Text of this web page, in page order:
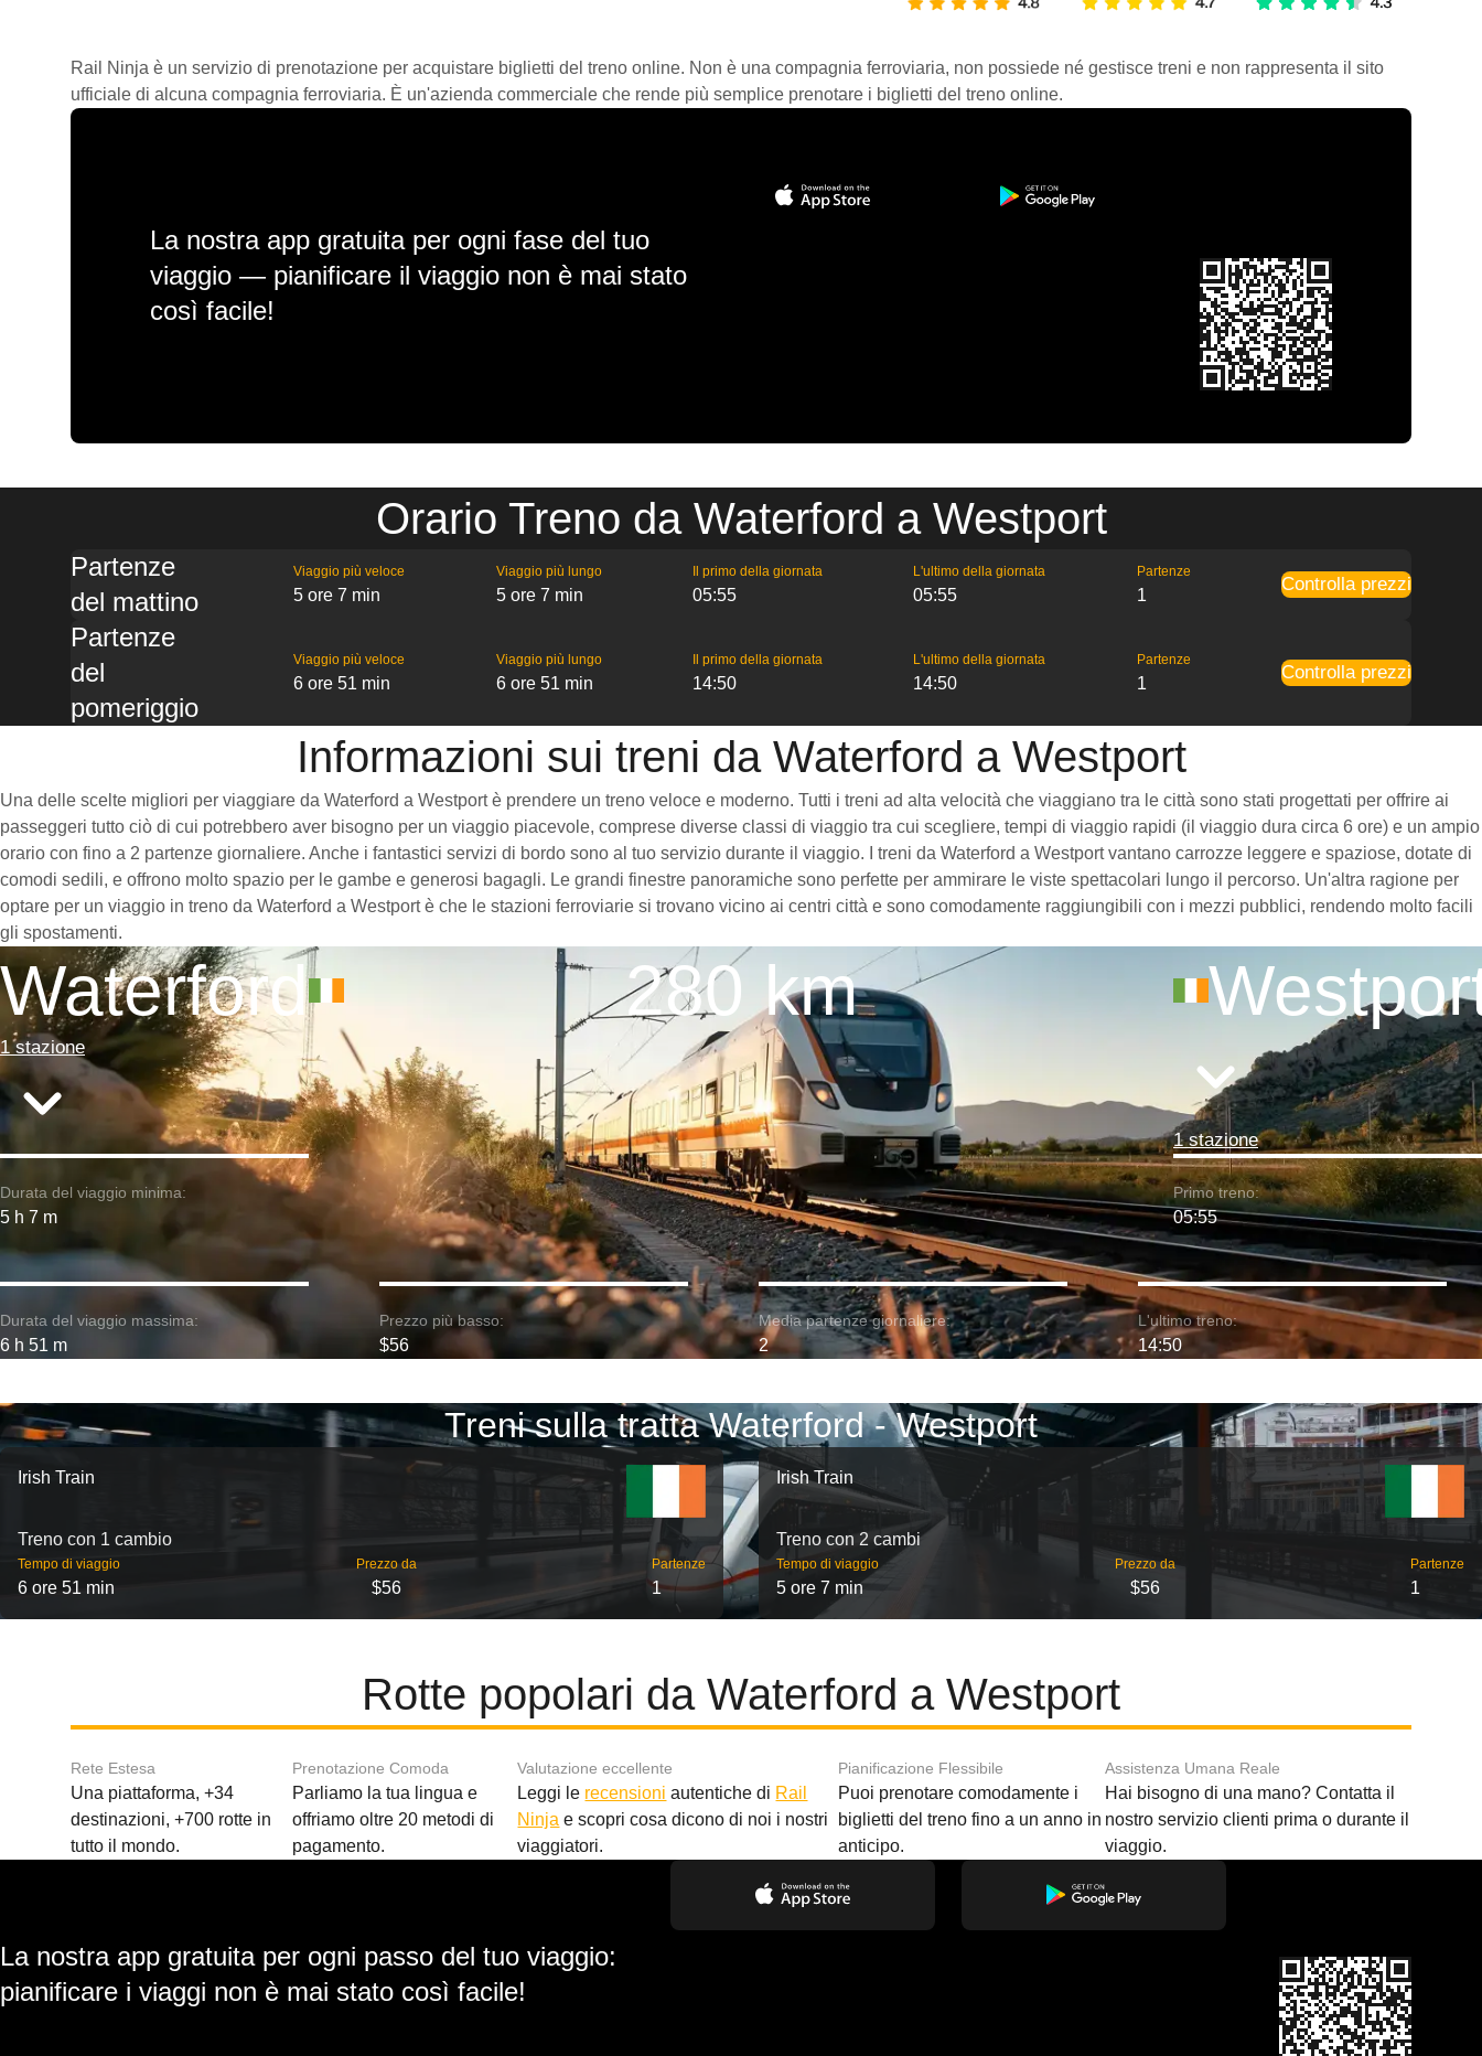
Rail Ninja è un servizio di prenotazione per acquistare biglietti del treno online. Non è una compagnia ferroviaria, non possiede né gestisce treni e non rappresenta il sito
ufficiale di alcuna compagnia ferroviaria. È un'azienda commerciale che rende più semplice prenotare i biglietti del treno online.
La nostra app gratuita per ogni fase del tuo
viaggio — pianificare il viaggio non è mai stato
così facile!
Orario Treno da Waterford a Westport
Partenze
del mattino
Viaggio più veloce
5 ore 7 min
Viaggio più lungo
5 ore 7 min
Il primo della giornata
05:55
L'ultimo della giornata
05:55
Partenze
1
Controlla prezzi
Partenze
del
pomeriggio
Viaggio più veloce
6 ore 51 min
Viaggio più lungo
6 ore 51 min
Il primo della giornata
14:50
L'ultimo della giornata
14:50
Partenze
1
Controlla prezzi
Informazioni sui treni da Waterford a Westport
Una delle scelte migliori per viaggiare da Waterford a Westport è prendere un treno veloce e moderno. Tutti i treni ad alta velocità che viaggiano tra le città sono stati progettati per offrire ai
passeggeri tutto ciò di cui potrebbero aver bisogno per un viaggio piacevole, comprese diverse classi di viaggio tra cui scegliere, tempi di viaggio rapidi (il viaggio dura circa 6 ore) e un ampio
orario con fino a 2 partenze giornaliere. Anche i fantastici servizi di bordo sono al tuo servizio durante il viaggio. I treni da Waterford a Westport vantano carrozze leggere e spaziose, dotate di
comodi sedili, e offrono molto spazio per le gambe e generosi bagagli. Le grandi finestre panoramiche sono perfette per ammirare le viste spettacolari lungo il percorso. Un'altra ragione per
optare per un viaggio in treno da Waterford a Westport è che le stazioni ferroviarie si trovano vicino ai centri città e sono comodamente raggiungibili con i mezzi pubblici, rendendo molto facili
gli spostamenti.
Waterford
1 stazione
280 km
1 stazione
Durata del viaggio minima:
5 h 7 m
Primo treno:
05:55
Durata del viaggio massima:
6 h 51 m
Prezzo più basso:
$56
Media partenze giornaliere:
2
L'ultimo treno:
14:50
Treni sulla tratta Waterford - Westport
Irish Train
Treno con 1 cambio
Tempo di viaggio
6 ore 51 min
Prezzo da
$56
Partenze
1
Irish Train
Treno con 2 cambi
Tempo di viaggio
5 ore 7 min
Prezzo da
$56
Partenze
1
Rotte popolari da Waterford a Westport
Rete Estesa
Una piattaforma, +34
destinazioni, +700 rotte in
tutto il mondo.
Prenotazione Comoda
Parliamo la tua lingua e
offriamo oltre 20 metodi di
pagamento.
Valutazione eccellente
Leggi le recensioni autentiche di Rail
Ninja e scopri cosa dicono di noi i nostri
viaggiatori.
Pianificazione Flessibile
Puoi prenotare comodamente i
biglietti del treno fino a un anno in
anticipo.
Assistenza Umana Reale
Hai bisogno di una mano? Contatta il
nostro servizio clienti prima o durante il
viaggio.
La nostra app gratuita per ogni passo del tuo viaggio:
pianificare i viaggi non è mai stato così facile!